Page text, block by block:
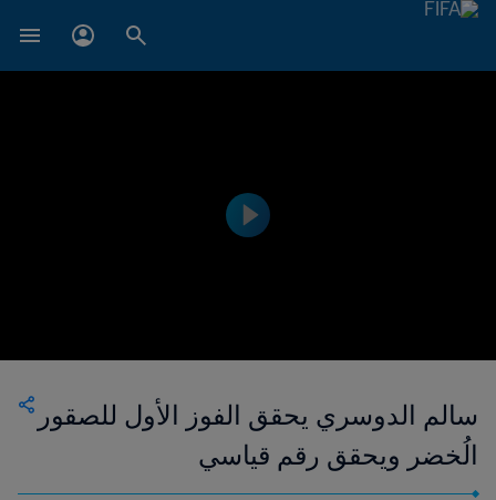
سالم الدوسري يحقق الفوز الأول للصقور
الُخضر ويحقق رقم قياسي